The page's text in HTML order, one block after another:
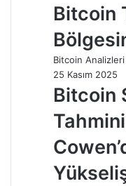
Bitcoin
Bitcoin Analizleri
25 Kasım 2025
Bitcoin